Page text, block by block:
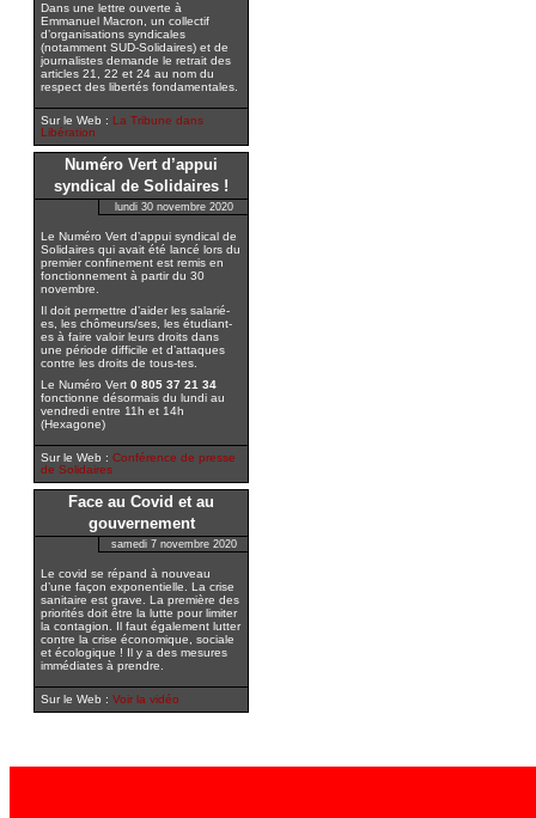
Dans une lettre ouverte à
Emmanuel Macron, un collectif
d’organisations syndicales
(notamment SUD-Solidaires) et de
journalistes demande le retrait des
articles 21, 22 et 24 au nom du
respect des libertés fondamentales.
Sur le Web : La Tribune dans
Libération
Numéro Vert d’appui
syndical de Solidaires !
lundi 30 novembre 2020
Le Numéro Vert d’appui syndical de
Solidaires qui avait été lancé lors du
premier confinement est remis en
fonctionnement à partir du 30
novembre.
Il doit permettre d’aider les salarié-
es, les chômeurs/ses, les étudiant-
es à faire valoir leurs droits dans
une période difficile et d’attaques
contre les droits de tous-tes.
Le Numéro Vert 0 805 37 21 34
fonctionne désormais du lundi au
vendredi entre 11h et 14h
(Hexagone)
Sur le Web : Conférence de presse
de Solidaires
Face au Covid et au
gouvernement
samedi 7 novembre 2020
Le covid se répand à nouveau
d’une façon exponentielle. La crise
sanitaire est grave. La première des
priorités doit être la lutte pour limiter
la contagion. Il faut également lutter
contre la crise économique, sociale
et écologique ! Il y a des mesures
immédiates à prendre.
Sur le Web : Voir la vidéo